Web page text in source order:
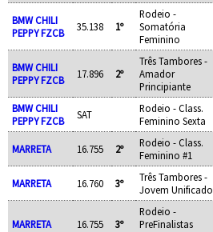
BMW CHILI
PEPPY FZCB
35.138 1º
Rodeio -
Somatória
Feminino
BMW CHILI
PEPPY FZCB
17.896 2º
Três Tambores -
Amador
Principiante
BMW CHILI
PEPPY FZCB
SAT
Rodeio - Class.
Feminino Sexta
MARRETA 16.755 2º
Rodeio - Class.
Feminino #1
MARRETA 16.760 3º
Três Tambores -
Jovem Unificado
MARRETA 16.755 3º
Rodeio -
PreFinalistas